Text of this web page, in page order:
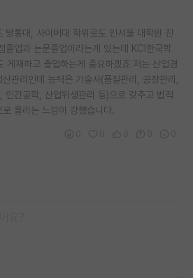
통대, 사이버대 학위로도 인서울 대학원 진
졸업과 논문졸업이라는게 있는데 KCI한국학
게재하고 졸업하는게 중요하겠죠 저는 산업경
관리인데 능력은 기술사(품질관리, 공장관리,
인간공학, 산업위생관리 등)으로 갖추고 법적
올리는 느낌이 강했습니다.